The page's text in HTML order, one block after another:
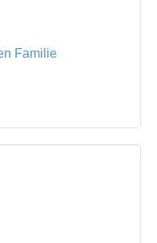
Familie